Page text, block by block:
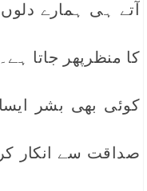
آتے ہی ہمارے
کا منظرپھر جاتا
کوئی بھی بشر
صداقت سے انکار